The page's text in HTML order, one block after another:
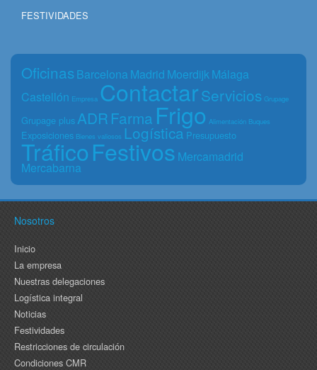
FESTIVIDADES
Oficinas Barcelona Madrid Moerdijk Málaga
Castellón Empresa ContactarServicios Grupage
Grupage plus ADR Farma Frigo Alimentación Buques
Exposiciones Bienes valiosos Logística Presupuesto
TráficoFestivos Mercamadrid
Mercabarna
Nosotros
Inicio
La empresa
Nuestras delegaciones
Logística integral
Noticias
Festividades
Restricciones de circulación
Condiciones CMR